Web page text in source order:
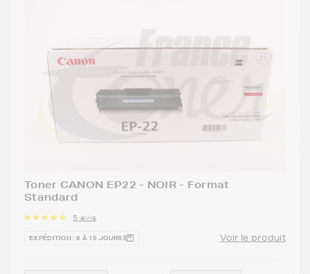
Toner CANON EP22 - NOIR - Format
Standard
5 avis
EXPÉDITION : 6 À 15 JOURS Voir le produit